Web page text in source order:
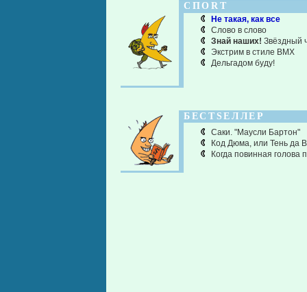
СПОRТ
Не такая, как все
Слово в слово
Знай наших! Звёздный
Экстрим в стиле BMX
Дельгадом буду!
БЕСТSЕЛЛЕР
Саки. "Маусли Бартон"
Код Дюма, или Тень да
Когда повинная голова